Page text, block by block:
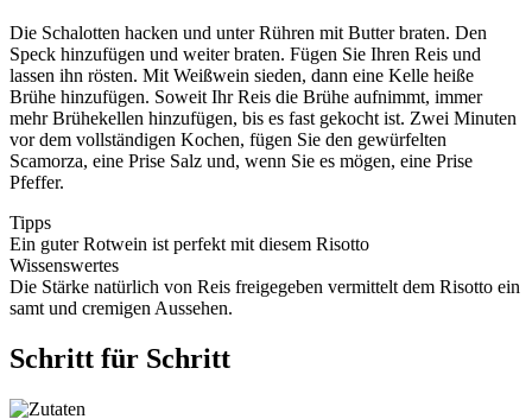
Die Schalotten hacken und unter Rühren mit Butter braten. Den
Speck hinzufügen und weiter braten. Fügen Sie Ihren Reis und
lassen ihn rösten. Mit Weißwein sieden, dann eine Kelle heiße
Brühe hinzufügen. Soweit Ihr Reis die Brühe aufnimmt, immer
mehr Brühekellen hinzufügen, bis es fast gekocht ist. Zwei Minuten
vor dem vollständigen Kochen, fügen Sie den gewürfelten
Scamorza, eine Prise Salz und, wenn Sie es mögen, eine Prise
Pfeffer.
Tipps
Ein guter Rotwein ist perfekt mit diesem Risotto
Wissenswertes
Die Stärke natürlich von Reis freigegeben vermittelt dem Risotto ein
samt und cremigen Aussehen.
Schritt für Schritt